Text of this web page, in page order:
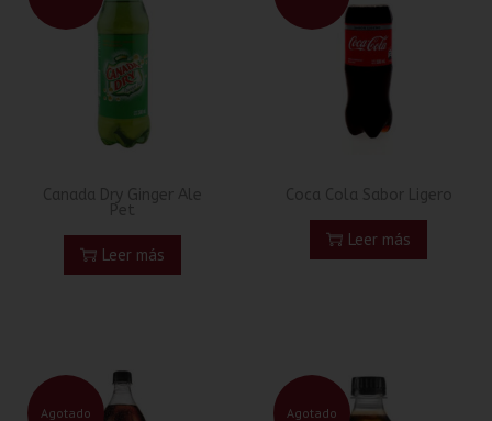
Leer más
Leer más
Agotado Agotado